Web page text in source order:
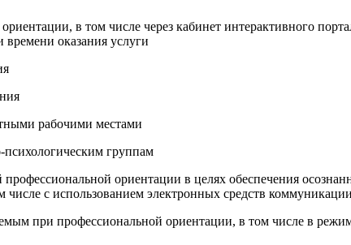
в том числе через кабинет интерактивного
времени оказания услуги
рабочими местами
группам
ориентации в целях обеспечения
с использованием электронных средств коммуникации
при профессиональной ориентации, в том числе в